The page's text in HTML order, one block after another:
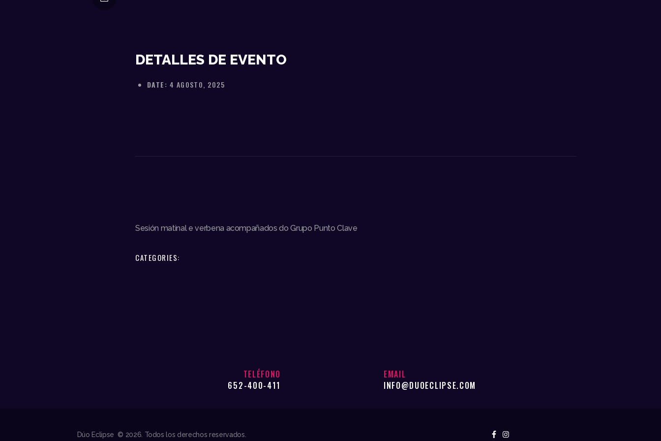
DETALLES DE EVENTO
DATE: 4 AGOSTO, 2025
Sesión matinal e verbena acompañados do Grupo Punto Clave
CATEGORIES:
TELÉFONO
652-400-411
EMAIL
INFO@DUOECLIPSE.COM
Dúo Eclipse © 2026. Todos los derechos reservados.